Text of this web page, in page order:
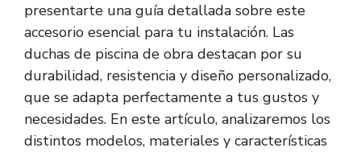
presentarte una guía detallada sobre este
accesorio esencial para tu instalación. Las
duchas de piscina de obra destacan por su
durabilidad, resistencia y diseño personalizado,
que se adapta perfectamente a tus gustos y
necesidades. En este artículo, analizaremos los
distintos modelos, materiales y características